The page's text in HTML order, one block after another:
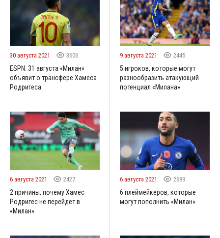
30 августа 2021 3606
ESPN: 31 августа «Милан»
объявит о трансфере Хамеса
Родригеса
9 августа 2021 2445
5 игроков, которые могут
разнообразить атакующий
потенциал «Милана»
6 августа 2021 2427
2 причины, почему Хамес
Родригес не перейдет в
«Милан»
6 августа 2021 2689
6 плеймейкеров, которые
могут пополнить «Милан»